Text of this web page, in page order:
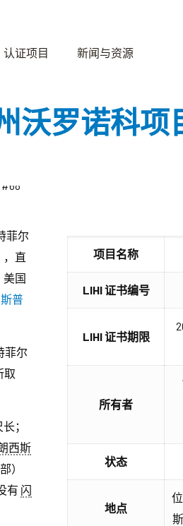
认证项目 新闻与资源
沃罗诺科项
项目名称
LIHI 证书编号
LIHI 证书期限
所有者
状态
地点
菲尔
，直
美国
普
菲尔
取
；
西斯
）
有 闪